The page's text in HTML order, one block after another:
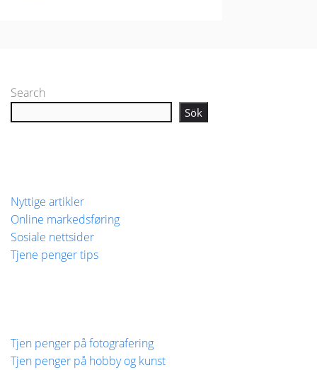
Search
Sök
Nyttige artikler
Online markedsføring
Sosiale nettsider
Tjene penger tips
Tjen penger på fotografering
Tjen penger på hobby og kunst